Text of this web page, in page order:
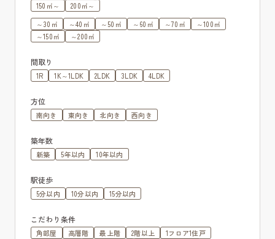
150㎡～
200㎡～
～30㎡
～40㎡ ～50㎡ ～60㎡ ～70㎡
～100㎡
～150㎡
～200㎡
間取り
1R 1K～1LDK 2LDK 3LDK 4LDK
方位
南向き 東向き 北向き 西向き
築年数
新築 5年以内 10年以内
駅徒歩
5分以内 10分以内 15分以内
こだわり条件
角部屋 高層階 最上階 2階以上
1フロア1住戸